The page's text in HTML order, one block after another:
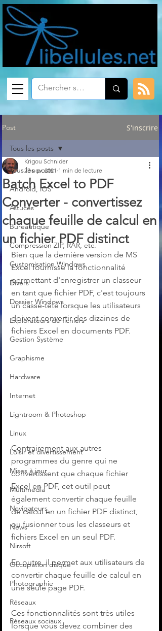
Post S'inscrire
Tous les posts
Android, iOS
Astuces
Bureautique
Compression ZIP, RAR, etc.
Customisation Windows
Divers
Dossier Windows
Explorateurs de fichiers
Gestion Système
Graphisme
Hardware
Internet
Lightroom & Photoshop
Linux
Loisir et divertissement
Mises à jour
Multimedia
Navigateurs
News
Nirsoft
Occupation disque
Photographie
Réseaux
Réseaux sociaux
Tous les posts
Batch Excel to PDF
Converter - convertissez
chaque feuille de calcul en
un fichier PDF distinct
Krigou Schnider
23 nov. 2021 1 min de lecture
Bien que la dernière version de MS
Excel fournisse la fonctionnalité
permettant d'enregistrer un classeur
en tant que fichier PDF, c'est toujours
un casse-tête lorsque les utilisateurs
doivent convertir des dizaines de
fichiers Excel en documents PDF.
Contrairement aux autres
programmes du genre qui ne
convertissent que chaque fichier
Excel en PDF, cet outil peut
également convertir chaque feuille
de calcul en un fichier PDF distinct,
ou fusionner tous les classeurs et
fichiers Excel en un seul PDF.
En outre, il permet aux utilisateurs de
convertir chaque feuille de calcul en
une seule page PDF.
Ces fonctionnalités sont très utiles
lorsque vous devez combiner des